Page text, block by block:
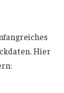
Hier